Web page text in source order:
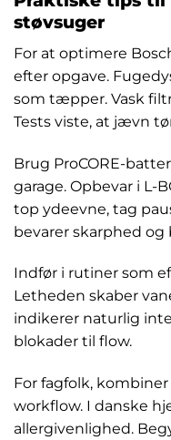
støvsuger
For at optimere
efter opgave.
som tæpper. Vask
Tests viste, at jævn
Brug ProCORE-
garage. Opbevar i L-
top ydeevne, tag
bevarer skarphed
Indfør i rutiner som
Letheden skaber
indikerer naturlig
blokader til flow.
For fagfolk,
workflow. I danske
allergivenlighed.